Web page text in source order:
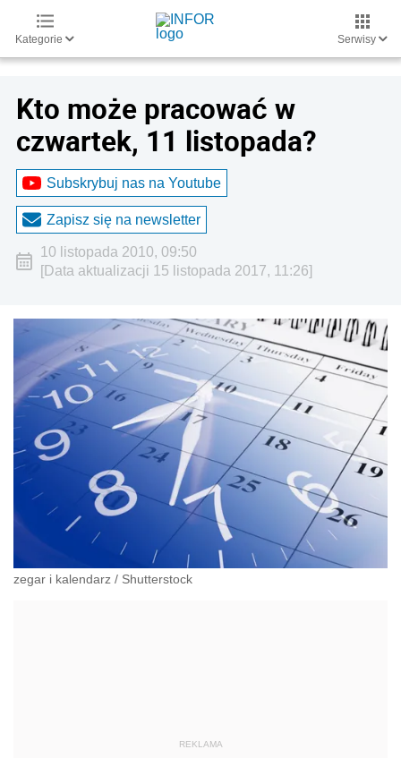
Kategorie Serwisy
Kto może pracować w
czwartek, 11 listopada?
Subskrybuj nas na Youtube
Zapisz się na newsletter
10 listopada 2010, 09:50
[Data aktualizacji 15 listopada 2017, 11:26]
zegar i kalendarz / Shutterstock